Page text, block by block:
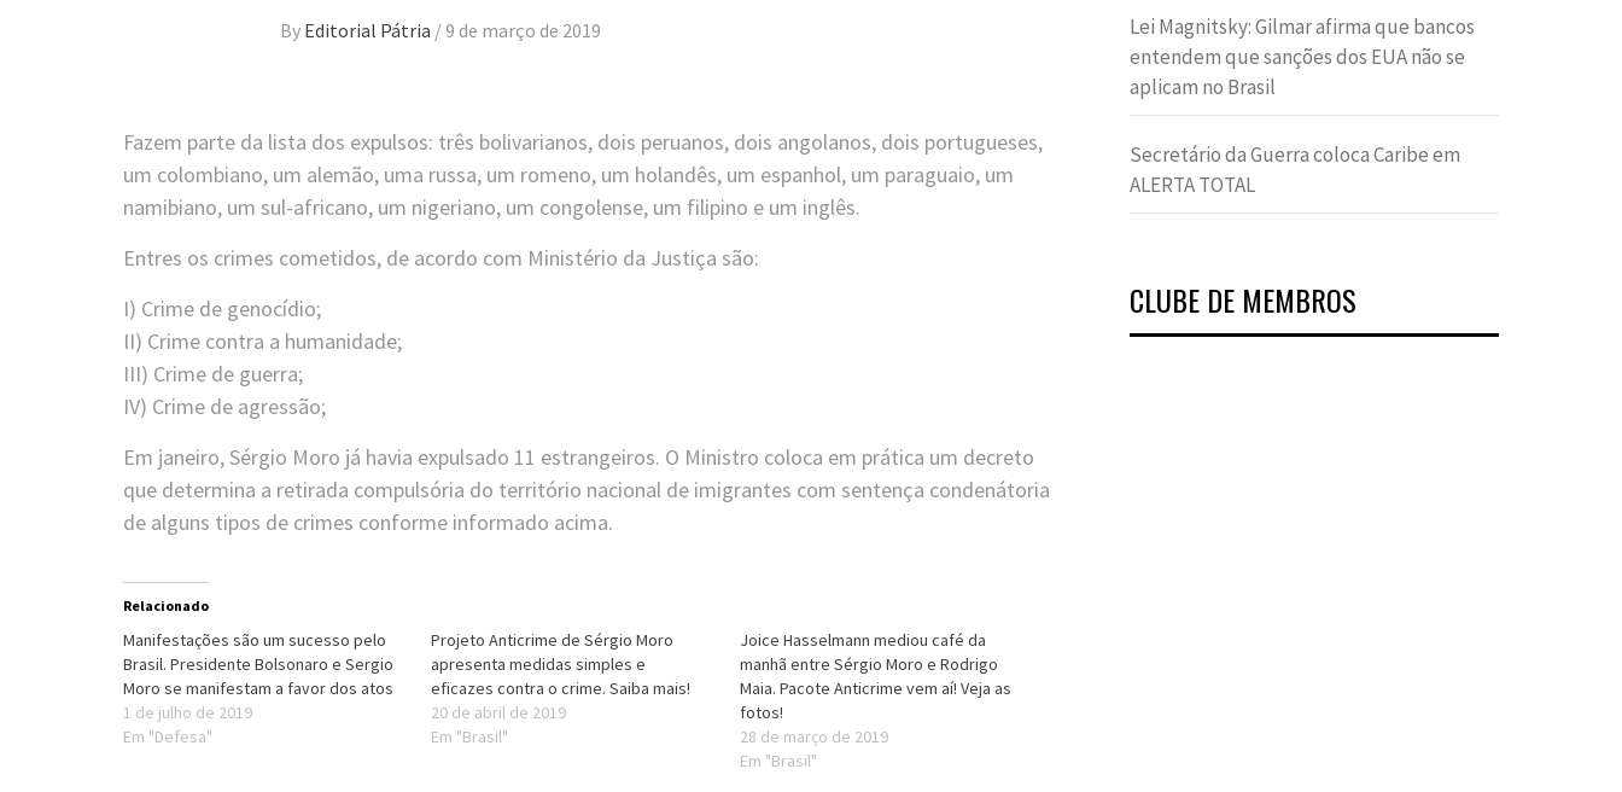
By Editorial Pátria /9 de março de 2019
Fazem parte da lista dos expulsos: três bolivarianos, dois peruanos, dois angolanos, dois portugueses,
um colombiano, um alemão, uma russa, um romeno, um holandês, um espanhol, um paraguaio, um
namibiano, um sul-africano, um nigeriano, um congolense, um filipino e um inglês.
Entres os crimes cometidos, de acordo com Ministério da Justiça são:
I) Crime de genocídio;
II) Crime contra a humanidade;
III) Crime de guerra;
IV) Crime de agressão;
Em janeiro, Sérgio Moro já havia expulsado 11 estrangeiros. O Ministro coloca em prática um decreto
que determina a retirada compulsória do território nacional de imigrantes com sentença condenátoria
de alguns tipos de crimes conforme informado acima.
Relacionado
Manifestações são um sucesso pelo
Brasil. Presidente Bolsonaro e Sergio
Moro se manifestam a favor dos atos
1 de julho de 2019
Em "Defesa"
Projeto Anticrime de Sérgio Moro
apresenta medidas simples e
eficazes contra o crime. Saiba mais!
20 de abril de 2019
Em "Brasil"
Joice Hasselmann mediou café da
manhã entre Sérgio Moro e Rodrigo
Maia. Pacote Anticrime vem aí! Veja as
fotos!
28 de março de 2019
Em "Brasil"
Lei Magnitsky: Gilmar afirma que bancos
entendem que sanções dos EUA não se
aplicam no Brasil
Secretário da Guerra coloca Caribe em
ALERTA TOTAL
CLUBE DE MEMBROS